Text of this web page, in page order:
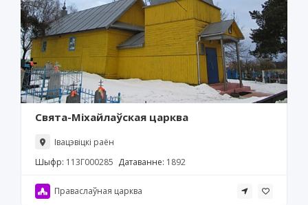
Свята-Міхайлаўская царква
Івацэвіцкі раён
Шыфр: 113Г000285 Датаванне: 1892
Праваслаўная царква